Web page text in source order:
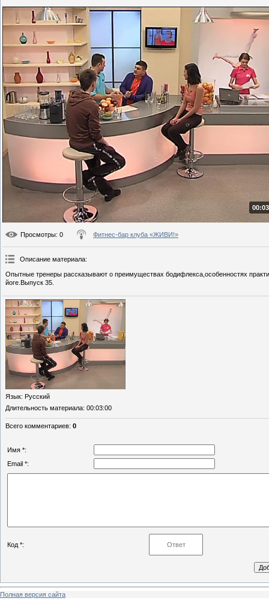
Просмотры: 0 Фитнес-бар клуба «ЖИВИ!»
Описание материала:
Опытные тренеры рассказывают о преимуществах бодифлекса,особенностях
йоге.Выпуск 35.
Язык: Русский
Длительность материала: 00:03:00
Всего комментариев: 0
Имя *:
Email *:
Код *:
Полная версия сайта